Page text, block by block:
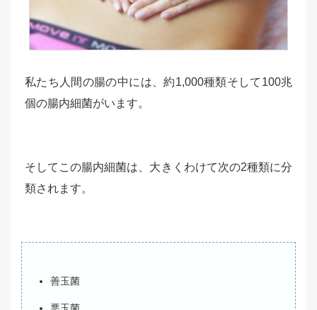
私たち人間の腸の中には、約1,000種類そして100兆
個の腸内細菌がいます。
そしてこの腸内細菌は、大きくわけて次の2種類に分
類されます。
善玉菌